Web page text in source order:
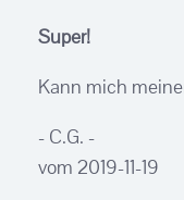
Super!
Kann mich
- C.G. -
vom 2019-11-19